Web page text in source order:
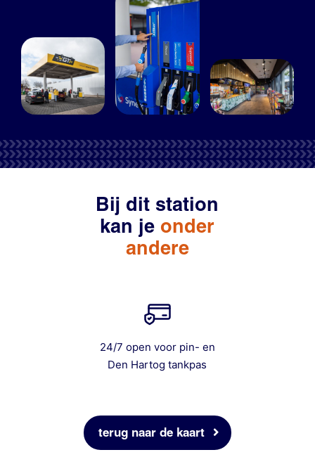
Bij dit station
kan je onder
andere
24/7 open voor pin- en
Den Hartog tankpas
terug naar de kaart